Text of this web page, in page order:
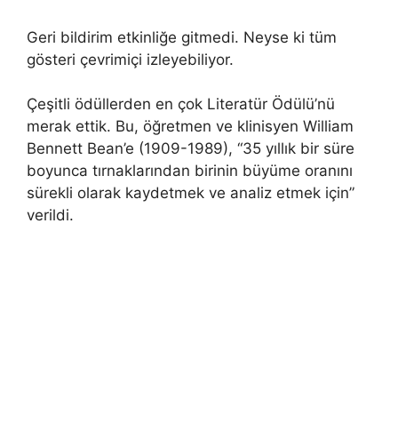
Geri bildirim etkinliğe gitmedi. Neyse ki tüm
gösteri çevrimiçi izleyebiliyor.
Çeşitli ödüllerden en çok Literatür Ödülü’nü
merak ettik. Bu, öğretmen ve klinisyen William
Bennett Bean’e (1909-1989), “35 yıllık bir süre
boyunca tırnaklarından birinin büyüme oranını
sürekli olarak kaydetmek ve analiz etmek için”
verildi.